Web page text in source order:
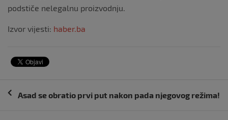
podstiče nelegalnu proizvodnju.
Izvor vijesti: haber.ba
Navigacija
Asad se obratio prvi put nakon pada njegovog režima!